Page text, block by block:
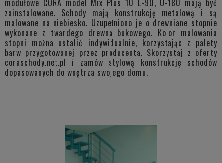
modułowe CORA model Mix Plus 10 L-90, U-180 mają być
zainstalowane. Schody mają konstrukcję metalową i są
malowane na niebiesko. Uzupełniono je o drewniane stopnie
wykonane z twardego drewna bukowego. Kolor malowania
stopni można ustalić indywidualnie, korzystając z palety
barw przygotowanej przez producenta. Skorzystaj z oferty
coraschody.net.pl i zamów stylową konstrukcję schodów
dopasowanych do wnętrza swojego domu.